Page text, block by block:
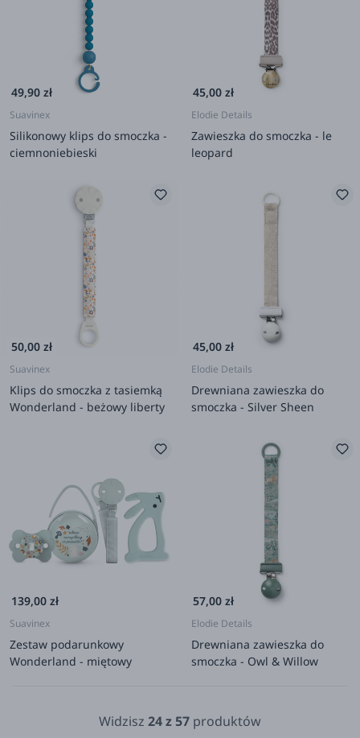
49,90 zł
Suavinex
Silikonowy klips do smoczka -
ciemnoniebieski
45,00 zł
Elodie Details
Zawieszka do smoczka - le
leopard
50,00 zł
Suavinex
Klips do smoczka z tasiemką
Wonderland - beżowy liberty
45,00 zł
Elodie Details
Drewniana zawieszka do
smoczka - Silver Sheen
139,00 zł
Suavinex
Zestaw podarunkowy
Wonderland - miętowy
57,00 zł
Elodie Details
Drewniana zawieszka do
smoczka - Owl & Willow
Widzisz 24z 57 produktów